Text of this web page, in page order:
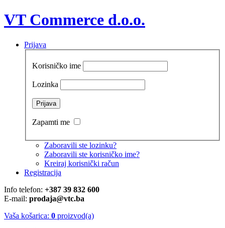
VT Commerce d.o.o.
Prijava
Korisničko ime
Lozinka
Zapamti me
Zaboravili ste lozinku?
Zaboravili ste korisničko ime?
Kreiraj korisnički račun
Registracija
Info telefon: +387 39 832 600
E-mail: prodaja@vtc.ba
Vaša košarica: 0 proizvod(a)